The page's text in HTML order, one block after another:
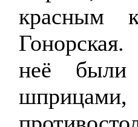
красным
неё были